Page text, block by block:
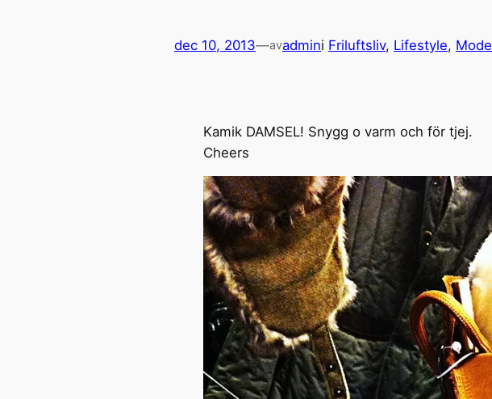
dec 10, 2013—avadmini Friluftsliv, Lifestyle, Mode
Kamik DAMSEL! Snygg o varm och för tjej.
Cheers